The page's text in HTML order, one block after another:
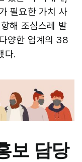
필요한 가치 사
해 조심스레 발
양한 업계의 38
다.
보 담당